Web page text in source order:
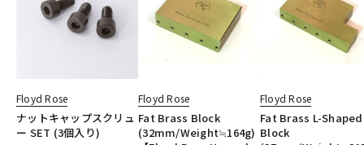
Floyd Rose
ナットキャップスクリュ
ー SET (3個入り)
Floyd Rose
Fat Brass Block
(32mm/Weight≒164g)
Floyd Rose
Fat Brass L-Shaped
Block